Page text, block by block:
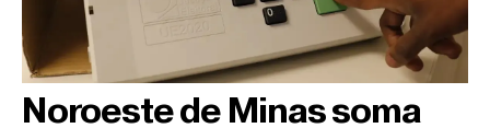
Noroeste de Minas soma